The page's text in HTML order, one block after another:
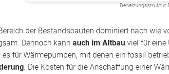
Beheizungsstruktur
der Bestandsbauten dominiert nach wie
Dennoch kann auch im Altbau viel für eine
es für Wärmepumpen, mit denen ein fossil
. Die Kosten für die Anschaffung einer